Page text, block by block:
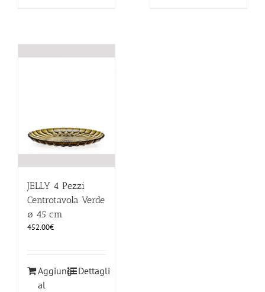
JELLY 4 Pezzi
Centrotavola Verde
ø 45 cm
452.00€
Aggiungi
al
Dettagli